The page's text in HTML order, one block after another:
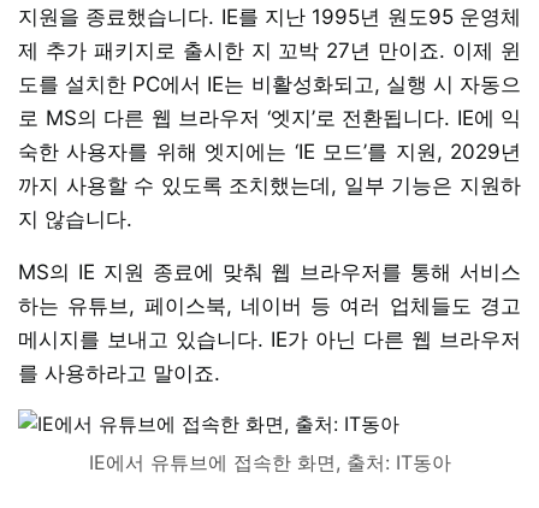
지원을 종료했습니다. IE를 지난 1995년 원도95 운영체
제 추가 패키지로 출시한 지 꼬박 27년 만이죠. 이제 윈
도를 설치한 PC에서 IE는 비활성화되고, 실행 시 자동으
로 MS의 다른 웹 브라우저 ‘엣지’로 전환됩니다. IE에 익
숙한 사용자를 위해 엣지에는 ‘IE 모드’를 지원, 2029년
까지 사용할 수 있도록 조치했는데, 일부 기능은 지원하
지 않습니다.
MS의 IE 지원 종료에 맞춰 웹 브라우저를 통해 서비스
하는 유튜브, 페이스북, 네이버 등 여러 업체들도 경고
메시지를 보내고 있습니다. IE가 아닌 다른 웹 브라우저
를 사용하라고 말이죠.
IE에서 유튜브에 접속한 화면, 출처: IT동아